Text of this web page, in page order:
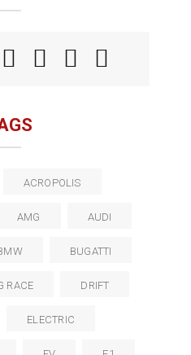
ACROPOLIS
AMG AUDI
BUGATTI
RACE DRIFT
ELECTRIC